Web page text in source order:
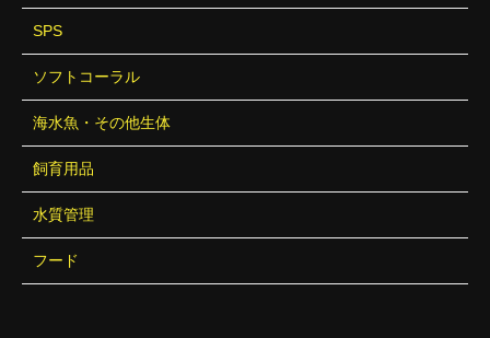
SPS
ソフトコーラル
海水魚・その他生体
飼育用品
水質管理
フード